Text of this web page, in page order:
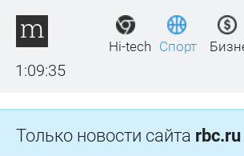
1:09:35
Hi-tech Спорт Бизнес Радио
Только новости сайта rbc.ru